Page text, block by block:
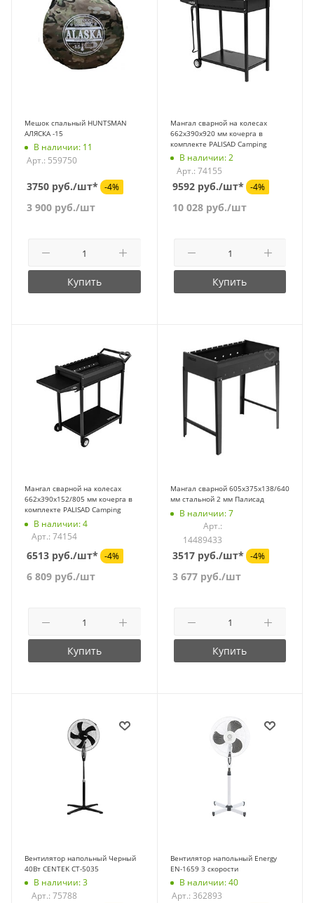
Мешок спальный HUNTSMAN
АЛЯСКА -15
В наличии: 11
Арт.: 559750
3750 руб./шт* -4%
3 900 руб./шт
Купить
Мангал сварной на колесах
662х390х920 мм кочерга в
комплекте PALISAD Camping
В наличии: 2
Арт.: 74155
9592 руб./шт* -4%
10 028руб./шт
Купить
Мангал сварной на колесах
662х390х152/805 мм кочерга в
комплекте PALISAD Camping
В наличии: 4
Арт.: 74154
6513 руб./шт* -4%
6 809 руб./шт
Купить
Мангал сварной 605х375х138/640
мм стальной 2 мм Палисад
В наличии: 7
Арт.:
14489433
3517 руб./шт* -4%
3 677руб./шт
Купить
Вентилятор напольный Черный
40Вт CENTEK CT-5035
В наличии: 3
Арт.: 75788
Вентилятор напольный Energy
EN-1659 3 скорости
В наличии: 40
Арт.: 362893